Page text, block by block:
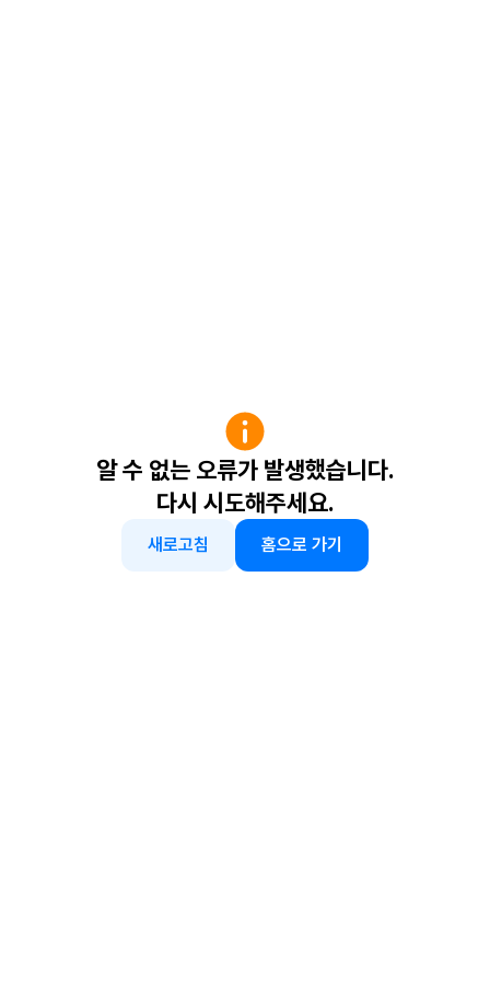
알 수 없는 오류가 발생했습니다.
다시 시도해주세요.
새로고침 홈으로 가기